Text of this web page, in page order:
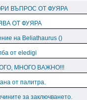
ВЪПРОС ОТ ФУЯРА
ОТ ФУЯРА
на Beliathaurus ()
от eledigi
МНОГО ВАЖНО!!!
от палитра.
за заключването.